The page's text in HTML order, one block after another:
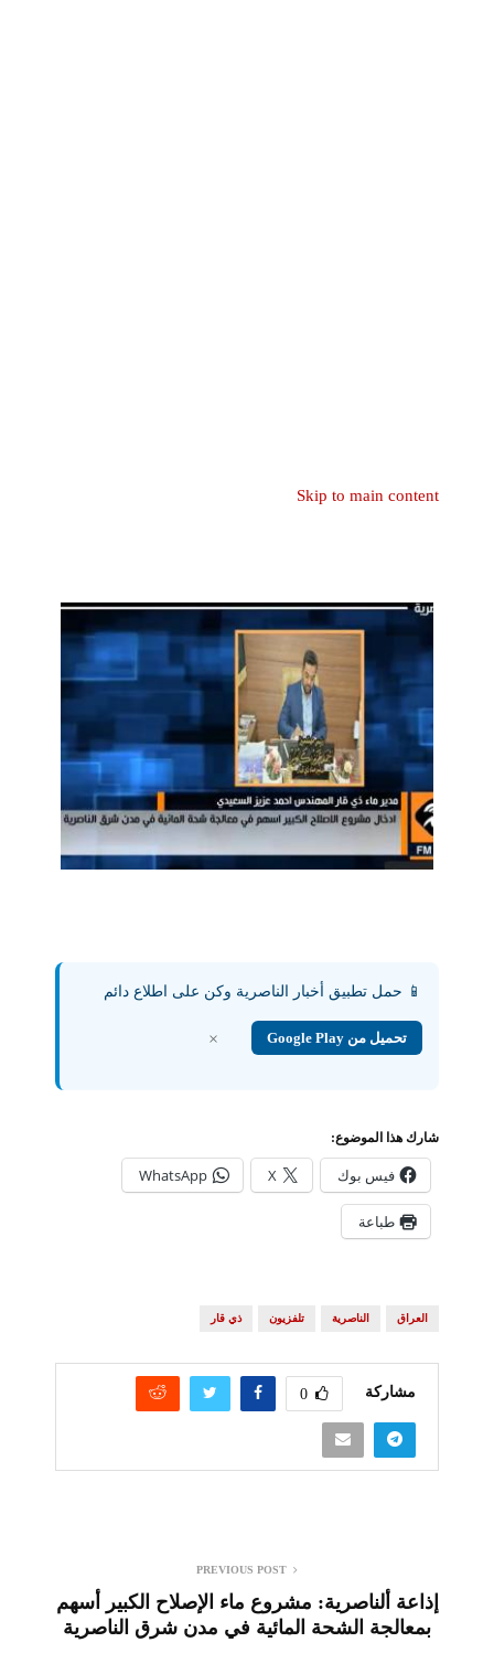
Skip to main content
📱 حمل تطبيق أخبار الناصرية وكن على اطلاع دائم
تحميل من Google Play ×
شارك هذا الموضوع:
فيس بوك X
WhatsApp
طباعة
العراق الناصرية تلفزيون ذي قار
مشاركة 0
PREVIOUS POST
إذاعة ألناصرية: مشروع ماء الإصلاح الكبير أسهم
بمعالجة الشحة المائية في مدن شرق الناصرية